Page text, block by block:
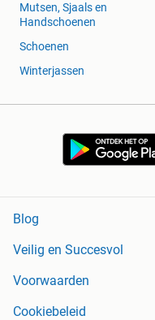
Mutsen, Sjaals en
Handschoenen
Schoenen
Winterjassen
Blog
Veilig en Succesvol
Voorwaarden
Cookiebeleid